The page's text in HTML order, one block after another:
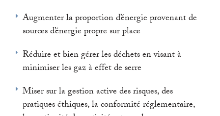
Augmenter la proportion d’énergie provenant de
sources d’énergie propre sur place
Réduire et bien gérer les déchets en visant à
minimiser les gaz à effet de serre
Miser sur la gestion active des risques, des
pratiques éthiques, la conformité réglementaire,